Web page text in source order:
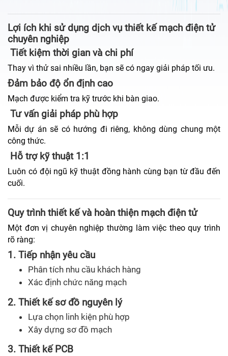
Lợi ích khi sử dụng dịch vụ thiết kế mạch điện tử
chuyên nghiệp
Tiết kiệm thời gian và chi phí
Thay vì thử sai nhiều lần, bạn sẽ có ngay giải pháp tối ưu.
Đảm bảo độ ổn định cao
Mạch được kiểm tra kỹ trước khi bàn giao.
Tư vấn giải pháp phù hợp
Mỗi dự án sẽ có hướng đi riêng, không dùng chung một
công thức.
Hỗ trợ kỹ thuật 1:1
Luôn có đội ngũ kỹ thuật đồng hành cùng bạn từ đầu đến
cuối.
Quy trình thiết kế và hoàn thiện mạch điện tử
Một đơn vị chuyên nghiệp thường làm việc theo quy trình
rõ ràng:
1. Tiếp nhận yêu cầu
Phân tích nhu cầu khách hàng
Xác định chức năng mạch
2. Thiết kế sơ đồ nguyên lý
Lựa chọn linh kiện phù hợp
Xây dựng sơ đồ mạch
3. Thiết kế PCB